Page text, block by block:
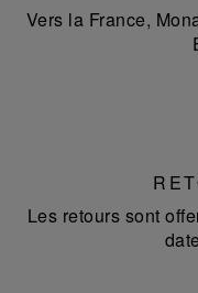
Vers la France,
Les retours sont